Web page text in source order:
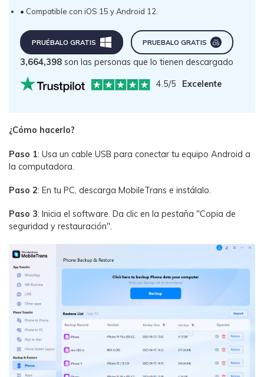
• Compatible con iOS 15 y Android 12.
PRUÉBALO GRATIS PRUEBALO GRATIS
3,664,400 son las personas que lo tienen descargado
4.5/5 Excelente
¿Cómo hacerlo?
Paso 1: Usa un cable USB para conectar tu equipo Android a
la computadora.
Paso 2: En tu PC, descarga MobileTrans e instálalo.
Paso 3: Inicia el software. Da clic en la pestaña "Copia de
seguridad y restauración".